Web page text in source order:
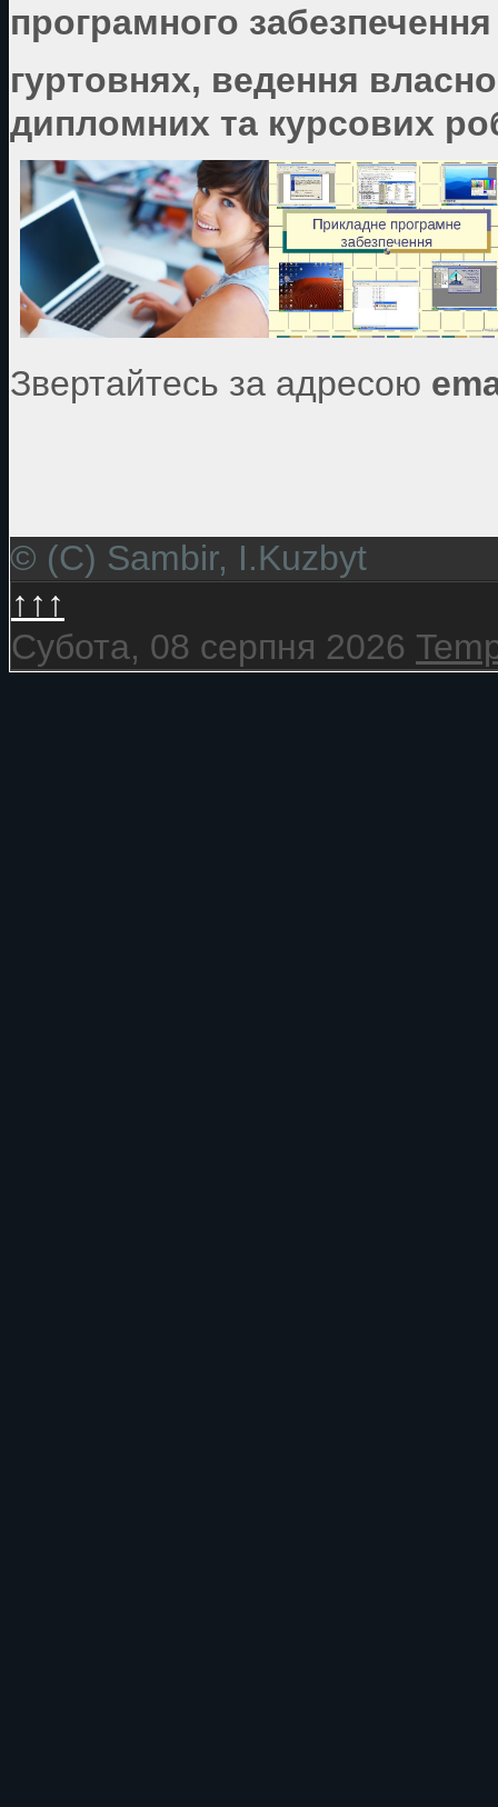
програмного
гуртовнях, ведення
дипломних та курсових
Звертайтесь за адресою
© (C) Sambir, I.Kuzbyt
↑↑↑
Субота, 08 серпня 2026